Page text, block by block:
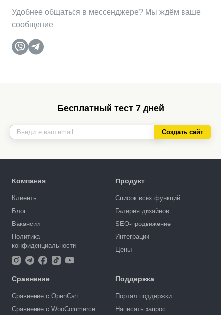
Удобнее общаться в мессенджере? Мы ждём ваше
сообщение
Бесплатный тест 7 дней
Создать сайт
Компания
Клиенты
Блог
Вакансии
Политика
конфиденциальности
Продукт
Список всех функций
Галерея дизайнов
SEO-продвижение
Интеграции
Цены
Сравнение
Сравнение с OpenCart
Сравнение с WooCommerce
Поддержка
Портал поддержки
Написать запрос